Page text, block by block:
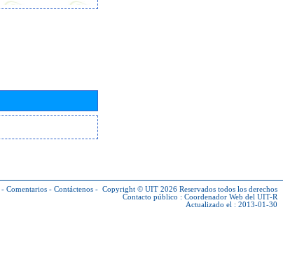
- Comentarios - Contáctenos - Copyright © UIT 2026 Reservados todos los derechos
Contacto público : Coordenador Web del UIT-R
Actualizado el : 2013-01-30